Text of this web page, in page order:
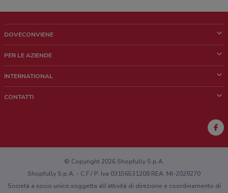
DOVECONVIENE
Chi siamo
Lavora con noi
PER LE AZIENDE
Richieste commerciali e marketing
INTERNATIONAL
CONTATTI
Hai un malfunzionamento sul web o sull'app?
© Copyright 2026 Shopfully S.p.A.
Shopfully S.p.A. - C.F / P. Iva 03156531208 REA: MI-2029270
Società a socio unico soggetta all’attività di direzione e coordinamento di